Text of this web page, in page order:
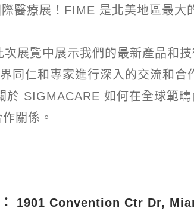
療展！FIME 是北美地區最大
展覽中展示我們的最新產品和
同仁和專家進行深入的交流和合
SIGMACARE 如何在全球範疇
關係。
1901 Convention Ctr Dr,